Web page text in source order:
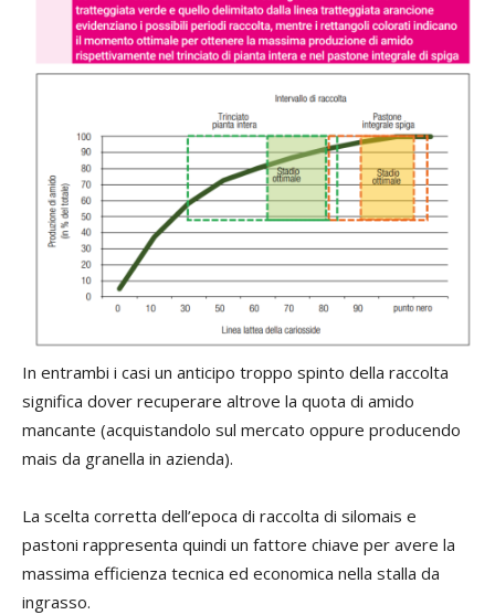
In entrambi i casi un anticipo troppo spinto della raccolta
significa dover recuperare altrove la quota di amido
mancante (acquistandolo sul mercato oppure producendo
mais da granella in azienda).
La scelta corretta dell’epoca di raccolta di silomais e
pastoni rappresenta quindi un fattore chiave per avere la
massima efficienza tecnica ed economica nella stalla da
ingrasso.